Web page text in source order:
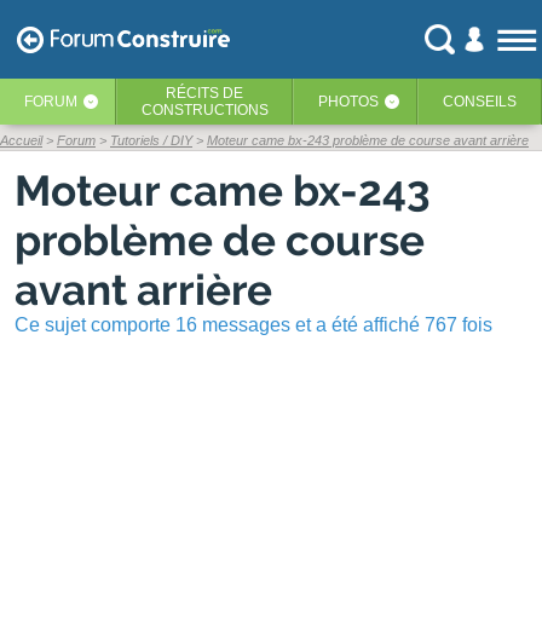
FORUM ‹ RÉCITS DE
CONSTRUCTIONS
PHOTOS ‹ CONSEILS
Accueil Forum Tutoriels / DIY Moteur came bx-243 problème de course avant arrière
Moteur came bx-243
problème de course
avant arrière
Ce sujet comporte 16 messages et a été affiché 767 fois